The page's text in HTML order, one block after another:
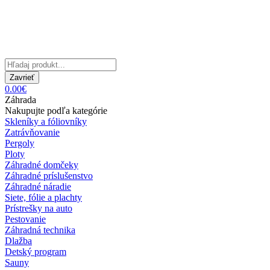
Zavrieť
0.00€
Záhrada
Nakupujte podľa kategórie
Skleníky a fóliovníky
Zatrávňovanie
Pergoly
Ploty
Záhradné domčeky
Záhradné príslušenstvo
Záhradné náradie
Siete, fólie a plachty
Prístrešky na auto
Pestovanie
Záhradná technika
Dlažba
Detský program
Sauny